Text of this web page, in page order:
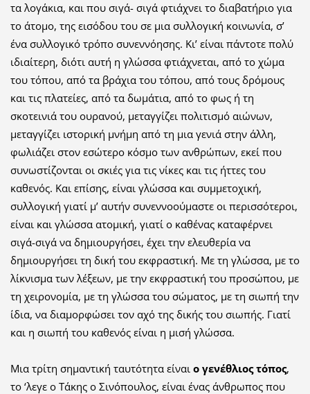
τα λογάκια, και που σιγά- σιγά φτιάχνει το διαβατήριο για
το άτομο, της εισόδου του σε μια συλλογική κοινωνία, σ’
ένα συλλογικό τρόπο συνεννόησης. Κι’ είναι πάντοτε πολύ
ιδιαίτερη, διότι αυτή η γλώσσα φτιάχνεται, από το χώμα
του τόπου, από τα βράχια του τόπου, από τους δρόμους
και τις πλατείες, από τα δωμάτια, από το φως ή τη
σκοτεινιά του ουρανού, μεταγγίζει πολιτισμό αιώνων,
μεταγγίζει ιστορική μνήμη από τη μια γενιά στην άλλη,
φωλιάζει στον εσώτερο κόσμο των ανθρώπων, εκεί που
συνωστίζονται οι σκιές για τις νίκες και τις ήττες του
καθενός. Και επίσης, είναι γλώσσα και συμμετοχική,
συλλογική γιατί μ’ αυτήν συνεννοούμαστε οι περισσότεροι,
είναι και γλώσσα ατομική, γιατί ο καθένας καταφέρνει
σιγά-σιγά να δημιουργήσει, έχει την ελευθερία να
δημιουργήσει τη δική του εκφραστική. Με τη γλώσσα, με το
λίκνισμα των λέξεων, με την εκφραστική του προσώπου, με
τη χειρονομία, με τη γλώσσα του σώματος, με τη σιωπή την
ίδια, να διαμορφώσει τον αχό της δικής του σιωπής. Γιατί
και η σιωπή του καθενός είναι η μισή γλώσσα.
Μια τρίτη σημαντική ταυτότητα είναι ο γενέθλιος τόπος,
το ‘λεγε ο Τάκης ο Σινόπουλος, είναι ένας άνθρωπος που